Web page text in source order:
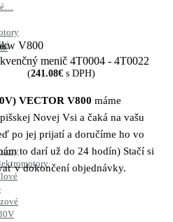
(241.08€ s DPH)
VECTOR V800 máme
Novej Vsi a čaká na vašu
po jej prijatí a doručíme ho vo
to darí už do 24 hodín) Stačí si
v dokončení objednávky.